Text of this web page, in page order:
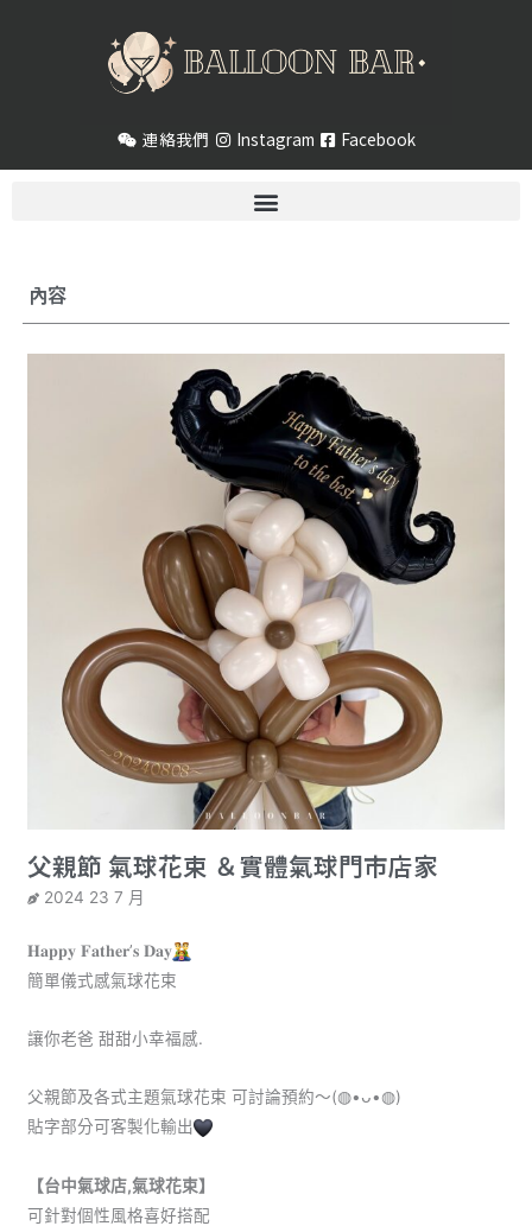
連絡我們 Instagram Facebook
內容
父親節 氣球花束 ＆實體氣球門市店家
2024 23 7 月
𝐇𝐚𝐩𝐩𝐲 𝐅𝐚𝐭𝐡𝐞𝐫’𝐬 𝐃𝐚𝐲
簡單儀式感氣球花束
讓你老爸 甜甜小幸福感.
父親節及各式主題氣球花束 可討論預約～(◍•ᴗ•◍)
貼字部分可客製化輸出
【台中氣球店,氣球花束】
可針對個性風格喜好搭配